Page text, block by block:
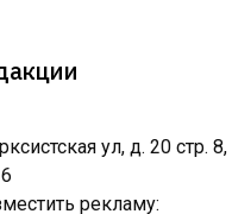
ул, д. 20 стр. 8,
рекламу: